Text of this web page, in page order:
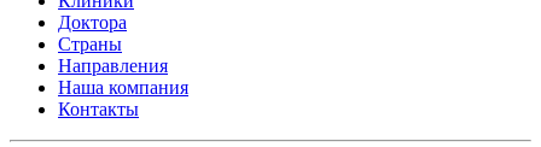
Доктора
Страны
Направления
Наша компания
Контакты